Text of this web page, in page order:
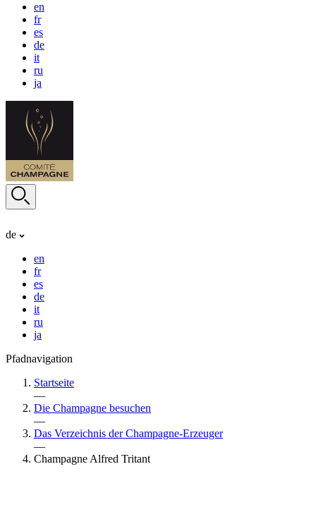
en
fr
es
de
it
ru
ja
de
en
fr
es
de
it
ru
ja
Pfadnavigation
Startseite
—
Die Champagne besuchen
—
Das Verzeichnis der Champagne-Erzeuger
—
Champagne Alfred Tritant